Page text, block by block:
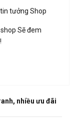
tưởng Shop
Sẽ đem
nhiều ưu đãi